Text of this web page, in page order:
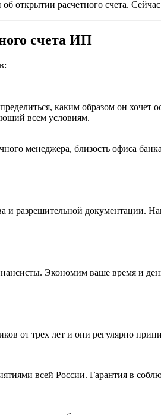
открытии расчетного счета.
счета ИП
каким образом он хочет
всем условиям.
менеджера, близость офиса
и разрешительной
Экономим ваше время и
от трех лет и они регулярно
всей России. Гарантия в